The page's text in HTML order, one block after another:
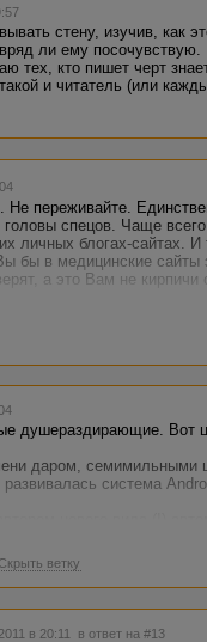
стену, изучив, как
ли ему
тех, кто пишет черт
и читатель (или
Не переживайте.
спецов. Чаще
личных блогах-сайтах.
бы в медицинские
а это Вам не кирпичи
душераздирающие. Вот
даром, семимильными
система
"..И сколько нам
Скрыть ветку
в 20:11 в ответ на #13